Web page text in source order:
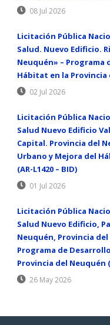
08 Jul 2026
Licitación Pública
Salud. Nuevo Edificio.
Neuquén» – Programa
Hábitat en la Provincia
02 Jul 2026
Licitación Pública
Salud Nuevo Edificio
Capital. Provincia del
Urbano y Mejora del
(AR-L1420 – BID)
01 Jul 2026
Licitación Pública
Salud Nuevo Edificio,
Neuquén, Provincia
Programa de
Provincia del Neuquén
26 May 2026